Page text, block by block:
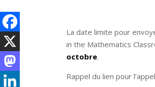
La date limite pour
in the Mathematics
octobre.
Rappel du lien pour